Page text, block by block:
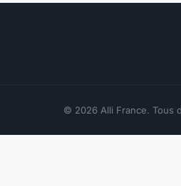
© 2026 Alli France. Tous